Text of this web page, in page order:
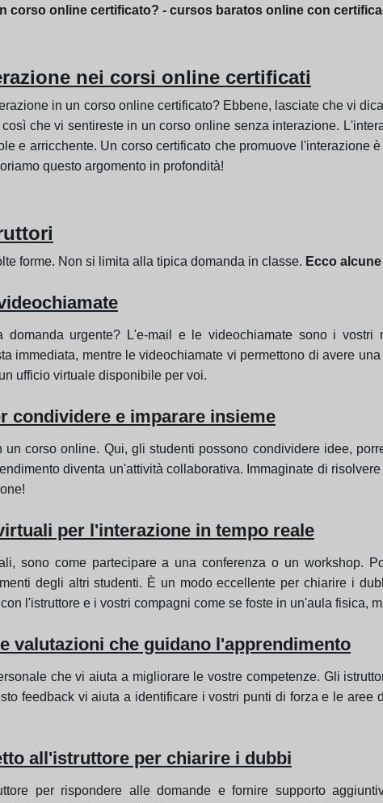
corso online certificato? - cursos baratos online con
nei corsi online certificati
in un corso online certificato? Ebbene, lasciate che vi
che vi sentireste in un corso online senza interazione.
e arricchente. Un corso certificato che promuove l'interazione
questo argomento in profondità!
forme. Non si limita alla tipica domanda in classe. Ecco
urgente? L'e-mail e le videochiamate sono i vostri
immediata, mentre le videochiamate vi permettono di avere
ufficio virtuale disponibile per voi.
condividere e imparare insieme
corso online. Qui, gli studenti possono condividere idee,
diventa un'attività collaborativa. Immaginate di
per l'interazione in tempo reale
sono come partecipare a una conferenza o un workshop.
degli altri studenti. È un modo eccellente per chiarire i
l'istruttore e i vostri compagni come se foste in un'aula fisica,
valutazioni che guidano l'apprendimento
che vi aiuta a migliorare le vostre competenze. Gli
feedback vi aiuta a identificare i vostri punti di forza e le aree
all'istruttore per chiarire i dubbi
per rispondere alle domande e fornire supporto